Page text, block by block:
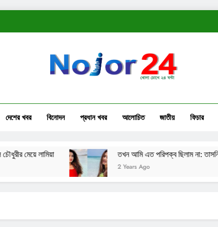
দেশের খবর বিনোদন প্রধান খবর আলোচিত জাতীয় ফিচার
লামিয়া তখন আমি এত পরিপক্ব ছিলাম না: তাসনিয়া ফারিণ
2 Years Ago